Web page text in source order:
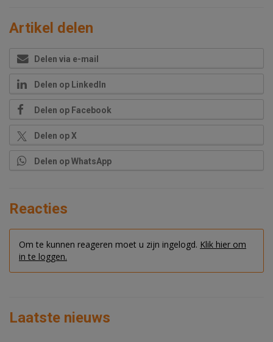
Artikel delen
Delen via e-mail
Delen op LinkedIn
Delen op Facebook
Delen op X
Delen op WhatsApp
Reacties
Om te kunnen reageren moet u zijn ingelogd. Klik hier om
in te loggen.
Laatste nieuws